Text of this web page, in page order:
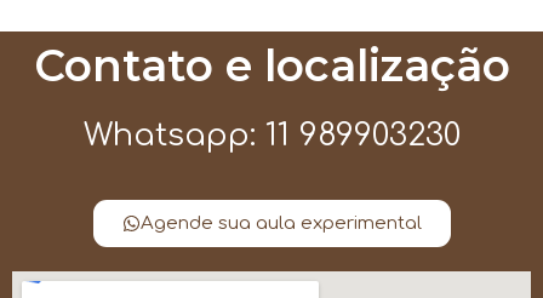
Contato e localização
Whatsapp: 11 989903230
Agende sua aula experimental